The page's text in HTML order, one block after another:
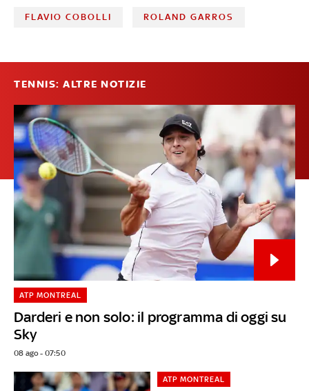
FLAVIO COBOLLI ROLAND GARROS
TENNIS: ALTRE NOTIZIE
Darderi e non solo: il programma di oggi su
Sky
ATP MONTREAL
08 ago - 07:50
ATP MONTREAL